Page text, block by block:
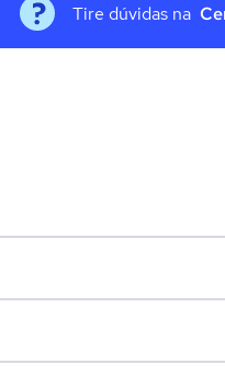
Tire dúvidas na